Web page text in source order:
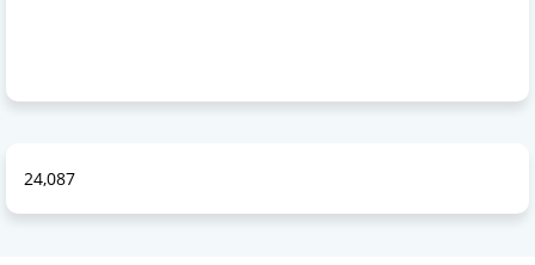
24,087